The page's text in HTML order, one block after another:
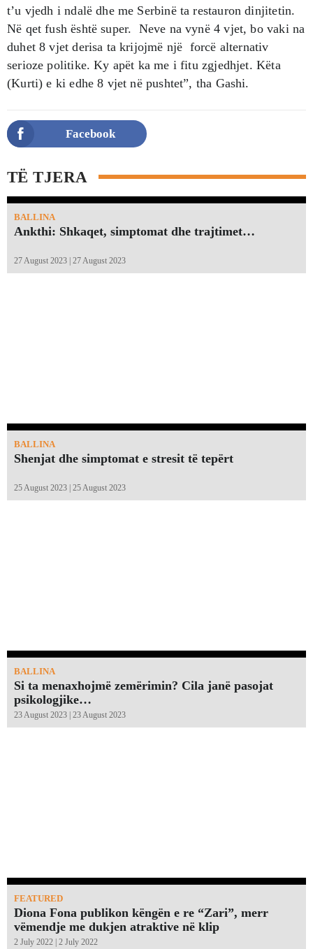
t’u vjedh i ndalë dhe me Serbinë ta restauron dinjitetin.
Në qet fush është super. Neve na vynë 4 vjet, bo vaki na
duhet 8 vjet derisa ta krijojmë një forcë alternativ
serioze politike. Ky apët ka me i fitu zgjedhjet. Këta
(Kurti) e ki edhe 8 vjet në pushtet”, tha Gashi.
Facebook
TË TJERA
BALLINA
Ankthi: Shkaqet, simptomat dhe trajtimet…
27 August 2023 | 27 August 2023
BALLINA
Shenjat dhe simptomat e stresit të tepërt
25 August 2023 | 25 August 2023
BALLINA
Si ta menaxhojmë zemërimin? Cila janë pasojat
psikologjike…
23 August 2023 | 23 August 2023
FEATURED
Diona Fona publikon këngën e re “Zari”, merr
vëmendje me dukjen atraktive në klip
2 July 2022 | 2 July 2022